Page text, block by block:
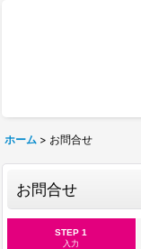
ホーム > お問合せ
お問合せ
STEP 1
入力